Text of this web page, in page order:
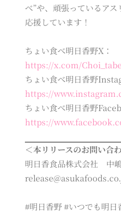
べ”や、頑張っているア
応援しています！
ちょい食べ明日香野X：
https://x.com/Choi_tabe
ちょい食べ明日香野
https://
ちょい食べ明日香野
https://
＜本リリースのお問い合
明日香食品株式会社
#明日香野 #いつでも明日